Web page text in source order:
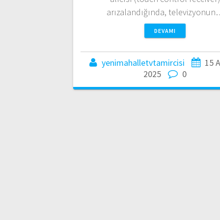
arızalandığında,
DEVAMI
yenimahalletvtamircisi
15
2025
0